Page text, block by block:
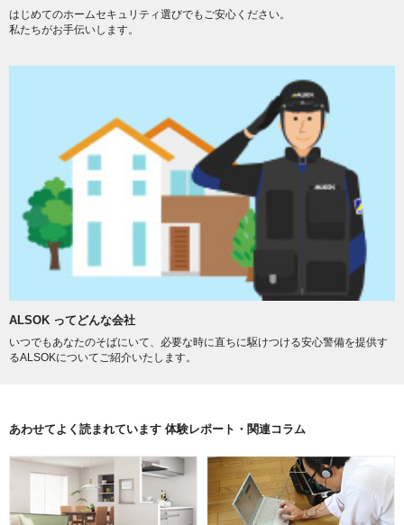
はじめてのホームセキュリティ選びでもご安心ください。
私たちがお手伝いします。
ALSOK ってどんな会社
いつでもあなたのそばにいて、必要な時に直ちに駆けつける安心警備を提供す
るALSOKについてご紹介いたします。
あわせてよく読まれています 体験レポート・関連コラム